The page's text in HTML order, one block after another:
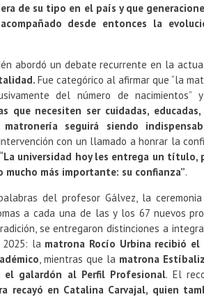
de su tipo en el país y que
desde entonces la
abordó un debate recurrente en la
Fue categórico al afirmar que “la
del número de nacimientos”
que necesiten ser cuidadas, educadas,
matronería seguirá siendo
con un llamado a honrar la
“La universidad hoy les entrega un título,
mucho más importante: su confianza”.
del profesor Gálvez, la
a cada una de las y los 67 nuevos
se entregaron distinciones a
2025: la matrona Rocío Urbina recibió
, mientras que la matrona
el galardón al Perfil Profesional. El
recayó en Catalina Carvajal, quien